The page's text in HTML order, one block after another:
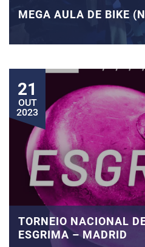
MEGA AULA DE BIKE
21
OUT
2023
TORNEIO NACIONAL
ESGRIMA – MADRID